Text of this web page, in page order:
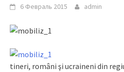
6 Февраль 2015 admin
tineri, români şi ucraineni din